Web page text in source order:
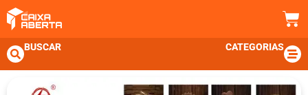
BUSCAR CATEGORIAS